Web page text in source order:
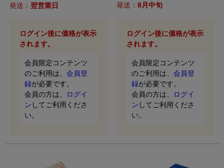
が通常品になりました!
発送： 翌営業日
ログイン後に価格が表示
されます。
会員限定コンテンツ
のご利用は、 会員登
録が必要です。
会員の方は、
ログイ
ン してご利用くださ
い。
ント!
発送： 8月中旬
ログイン後に価格が表示
されます。
会員限定コンテンツ
のご利用は、 会員登
録が必要です。
会員の方は、
ログイ
ン してご利用くださ
い。